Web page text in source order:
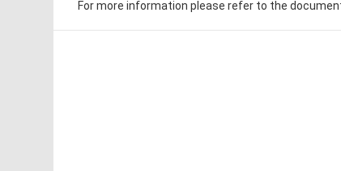
For more information please refer to the